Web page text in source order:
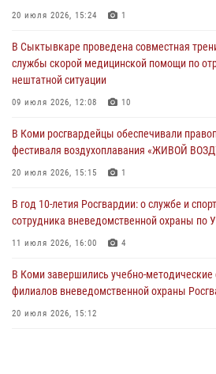
филиалов вневедомственной охраны
20 июля 2026, 15:12
В Коми сотрудники вневедомственной
20 июля 2026, 15:08
В Усть-Вымском районе сотрудники
20 июля 2026, 15:03
20 июля 2026, 15:24 1
В Сыктывкаре проведена совместная
службы скорой медицинской помощи по
нештатной ситуации
09 июля 2026, 12:08 10
В Коми росгвардейцы обеспечивали
фестиваля воздухоплавания «ЖИВОЙ
20 июля 2026, 15:15 1
В год 10-летия Росгвардии: о службе и
сотрудника вневедомственной охраны по
11 июля 2026, 16:00 4
В Коми завершились учебно-
филиалов вневедомственной охраны
20 июля 2026, 15:12